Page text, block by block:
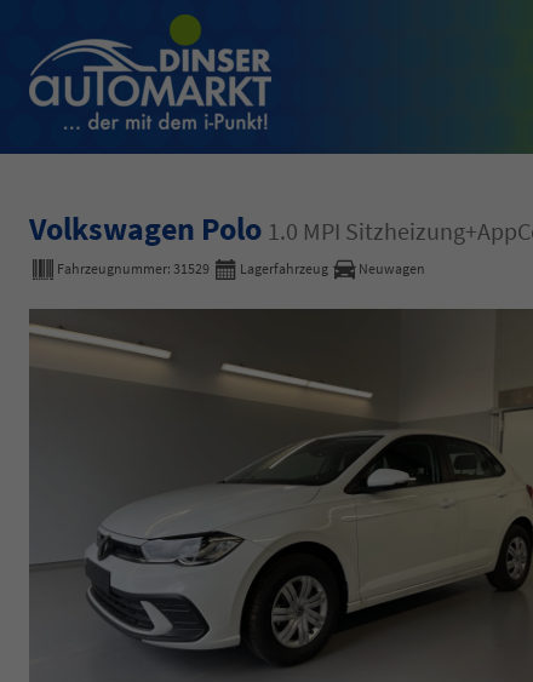
Volkswagen Polo 1.0 MPI
Fahrzeugnummer: 31529 Lagerfahrzeug Neuwagen